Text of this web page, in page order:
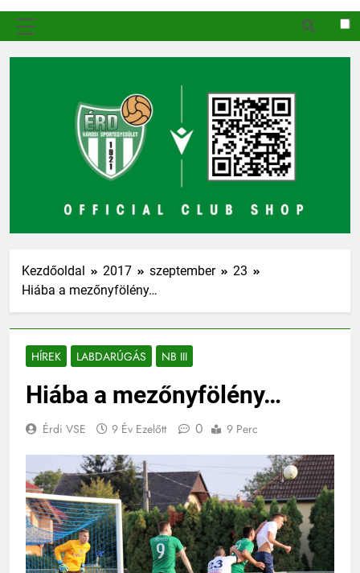
Kezdőoldal 2017 szeptember
23
Hiába a mezőnyfölény…
HÍREK LABDARÚGÁS NB III
Hiába a mezőnyfölény…
Érdi VSE 9 Év Ezelőtt 0 9 Perc